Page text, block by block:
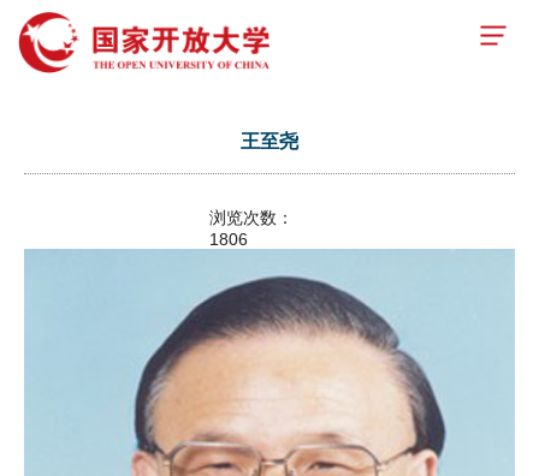
王至尧
浏览次数：
1806